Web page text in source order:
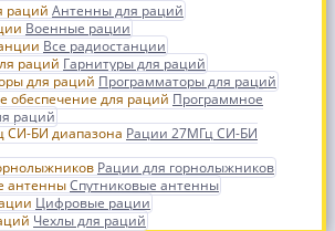
Антенны для раций
Военные рации
Все радиостанции
Гарнитуры для раций
Программаторы для раций
Программное
раций
Рации 27МГц СИ-БИ
Рации для горнолыжников
Спутниковые антенны
Цифровые рации
Чехлы для раций